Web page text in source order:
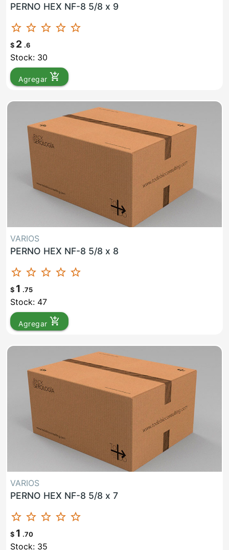
PERNO HEX NF-8 5/8 x 9
star_border star_border star_border star_border star_border
$ 2 .6
Stock: 30
Agregar add_shopping_cart
VARIOS
PERNO HEX NF-8 5/8 x 8
star_border star_border star_border star_border star_border
$ 1 .75
Stock: 47
Agregar add_shopping_cart
VARIOS
PERNO HEX NF-8 5/8 x 7
star_border star_border star_border star_border star_border
$ 1 .70
Stock: 35